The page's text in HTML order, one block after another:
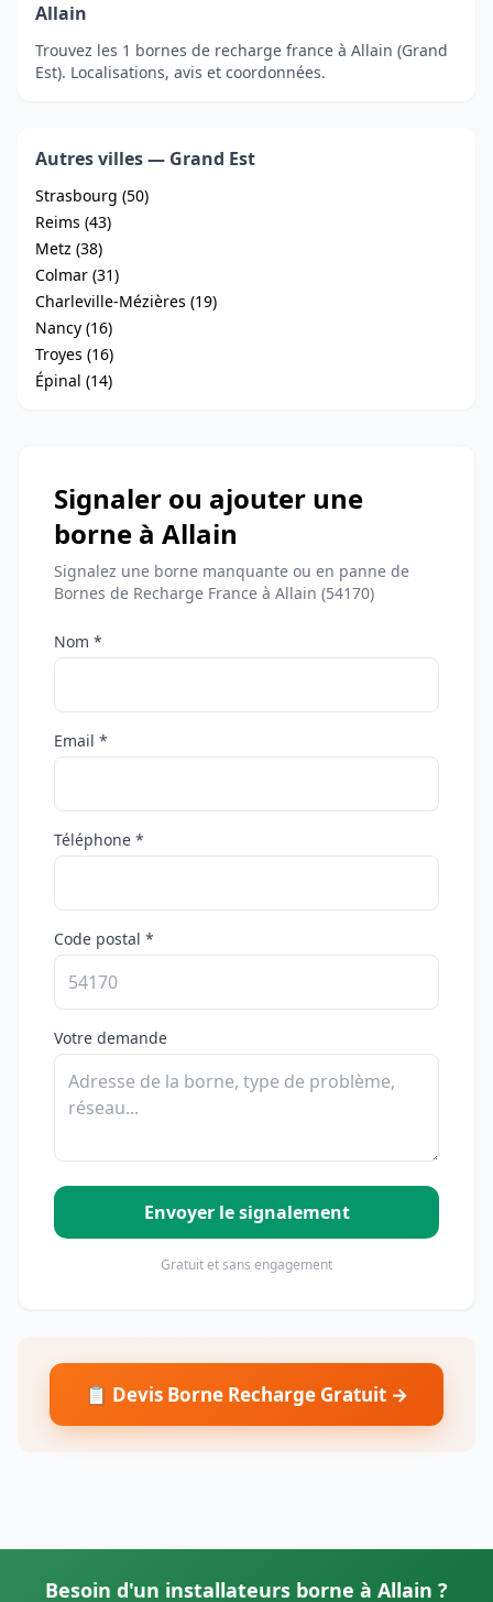
Allain
Trouvez les 1 bornes de recharge france à Allain (Grand
Est). Localisations, avis et coordonnées.
Autres villes — Grand Est
Strasbourg (50)
Reims (43)
Metz (38)
Colmar (31)
Charleville-Mézières (19)
Nancy (16)
Troyes (16)
Épinal (14)
Signaler ou ajouter une
borne à Allain
Signalez une borne manquante ou en panne de
Bornes de Recharge France à Allain (54170)
Nom *
Email *
Téléphone *
Code postal *
Votre demande
Envoyer le signalement
Gratuit et sans engagement
📋 Devis Borne Recharge Gratuit →
Besoin d'un installateurs borne à Allain ?